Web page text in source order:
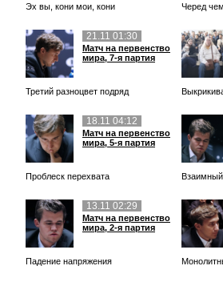
Эх вы, кони мои, кони Черед
21.11 01:30
Матч на первенство
мира, 7-я партия
Третий разноцвет подряд
18.11 04:12
Матч на первенство
мира, 5-я партия
Проблеск перехвата Взаимный
13.11 02:29
Матч на первенство
мира, 2-я партия
Падение напряжения